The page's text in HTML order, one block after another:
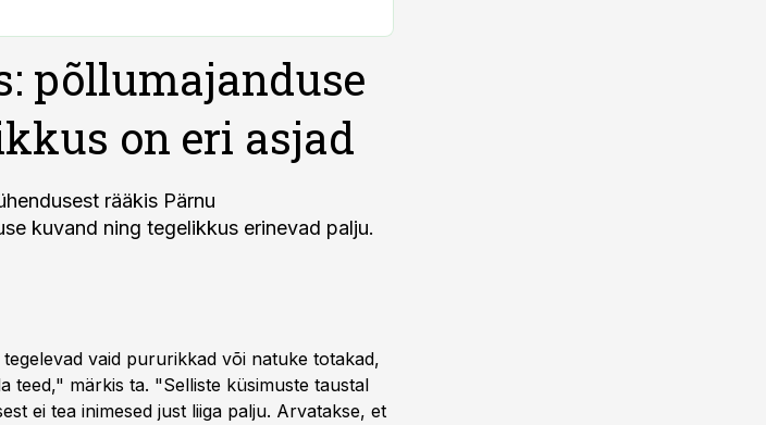
põllumajanduse
on eri asjad
rääkis Pärnu
kuvand ning tegelikkus erinevad palju.
vaid pururikkad või natuke totakad,
teed," märkis ta. "Selliste küsimuste taustal
ei tea inimesed just liiga palju. Arvatakse, et